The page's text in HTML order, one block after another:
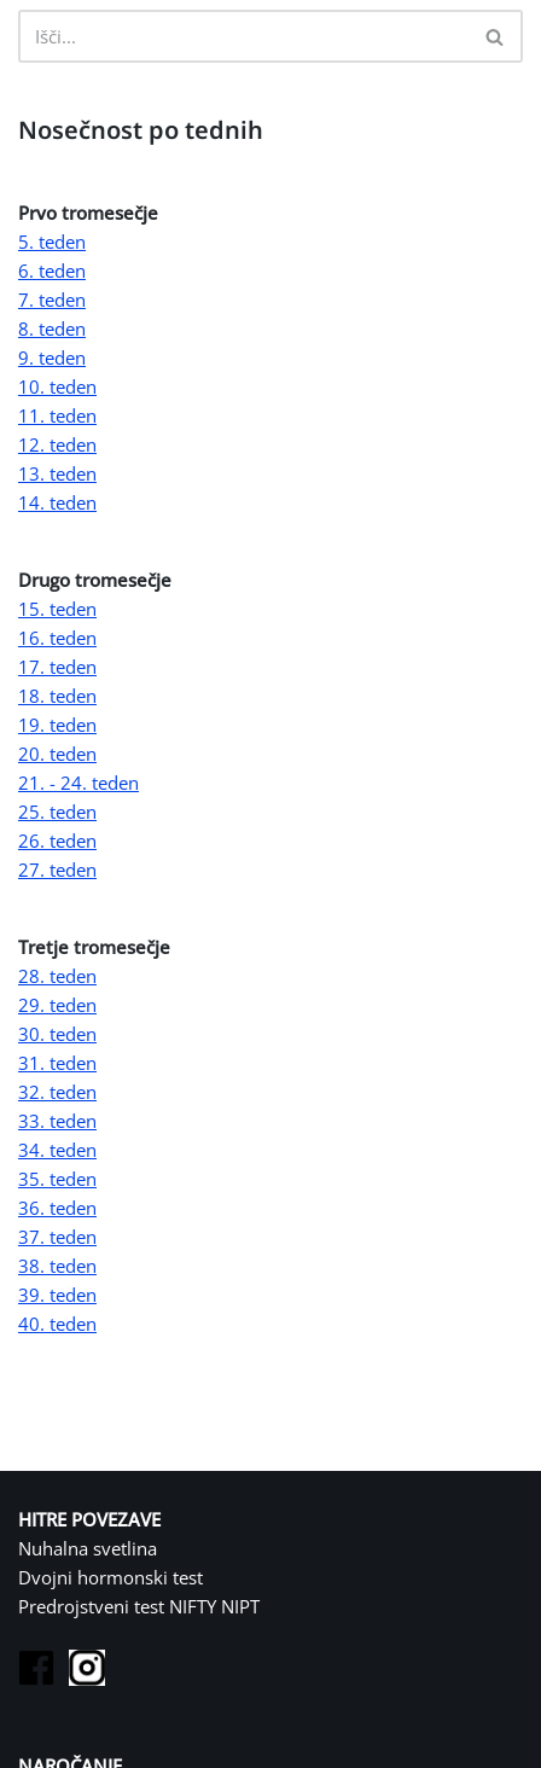
Nosečnost po tednih
Prvo tromesečje
5. teden
6. teden
7. teden
8. teden
9. teden
10. teden
11. teden
12. teden
13. teden
14. teden
Drugo tromesečje
15. teden
16. teden
17. teden
18. teden
19. teden
20. teden
21. - 24. teden
25. teden
26. teden
27. teden
Tretje tromesečje
28. teden
29. teden
30. teden
31. teden
32. teden
33. teden
34. teden
35. teden
36. teden
37. teden
38. teden
39. teden
40. teden
HITRE POVEZAVE
Nuhalna svetlina
Dvojni hormonski test
Predrojstveni test NIFTY NIPT